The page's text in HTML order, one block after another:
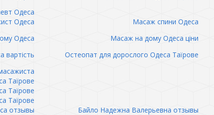
Одеса
Одеса
Масаж спини Одеса
Одеса
Масаж на дому Одеса ціни
вартість
Остеопат для дорослого Одеса Таїрове
Таїрове
Таїрове
Таїрове
отзывы
Байло Надежна Валерьевна отзывы